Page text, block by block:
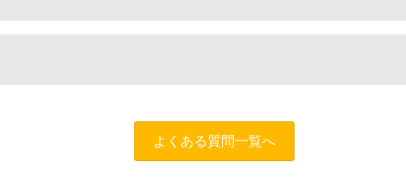
のうえでもトラブルが解決しない場合、商品の交換や全額返品
きサポートを受けていただくこと
スタッフにご相談のうえでもトラブルが解決せず、プリンタ
よくある質問一覧へ